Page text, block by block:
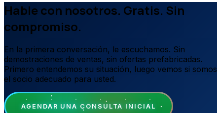
Hable con nosotros. Gratis. Sin
compromiso.
En la primera conversación, le escuchamos. Sin
demostraciones de ventas, sin ofertas prefabricadas.
Primero entendemos su situación, luego vemos si somos
el socio adecuado para usted.
AGENDAR UNA CONSULTA INICIAL